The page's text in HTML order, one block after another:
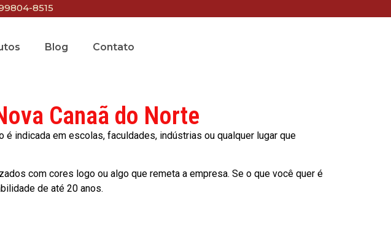
8515
Blog Contato
Canaã do Norte
indicada em escolas, faculdades, indústrias ou qualquer lugar que
com cores logo ou algo que remeta a empresa. Se o que você quer é
de até 20 anos.